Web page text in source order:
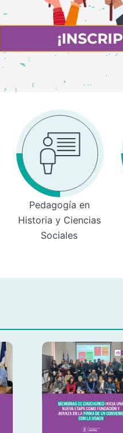
Pedagogía en
Historia y Ciencias
Sociales